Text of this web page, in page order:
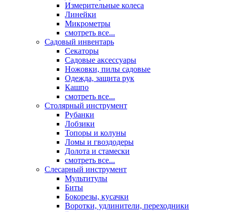
Измерительные колеса
Линейки
Микрометры
смотреть все...
Садовый инвентарь
Секаторы
Садовые аксессуары
Ножовки, пилы садовые
Одежда, защита рук
Кашпо
смотреть все...
Столярный инструмент
Рубанки
Лобзики
Топоры и колуны
Ломы и гвоздодеры
Долота и стамески
смотреть все...
Слесарный инструмент
Мультитулы
Биты
Бокорезы, кусачки
Воротки, удлинители, переходники